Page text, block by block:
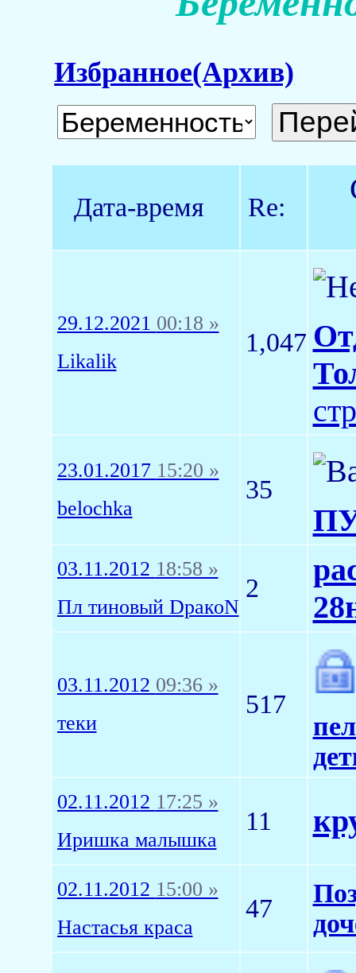
Избранное(Архив)
Дата-время Re:
29.12.2021 00:18 »
Likalik
1,047
23.01.2017 15:20 »
belochka
35
03.11.2012 18:58 »
Пл тиновый DракоN
2
03.11.2012 09:36 »
теки
517
02.11.2012 17:25 »
Иришка малышка
11
02.11.2012 15:00 »
Настасья краса
47